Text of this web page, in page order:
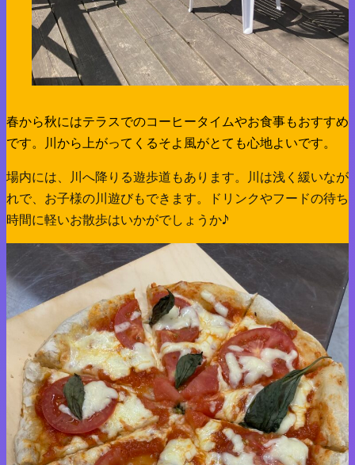
春から秋にはテラスでのコーヒータイムやお食事もおすすめ
です。川から上がってくるそよ風がとても心地よいです。
場内には、川へ降りる遊歩道もあります。川は浅く緩いなが
れで、お子様の川遊びもできます。ドリンクやフードの待ち
時間に軽いお散歩はいかがでしょうか♪